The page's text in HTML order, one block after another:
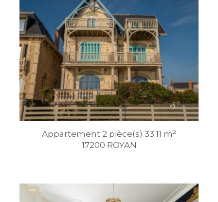
Appartement 2 pièce(s) 33.11 m²
17200 ROYAN
VENDU